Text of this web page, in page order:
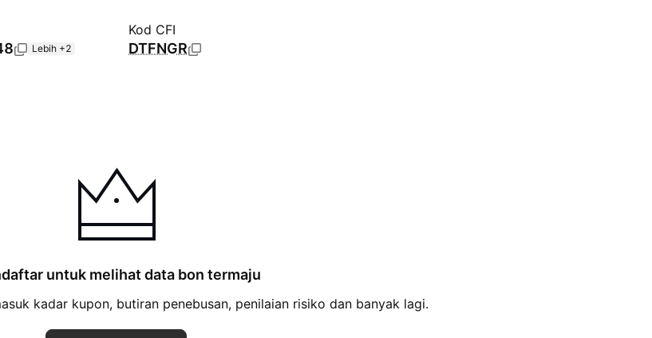
Lebih +2
Kod CFI
DTFNGR
untuk melihat data bon termaju
kadar kupon, butiran penebusan, penilaian risiko dan banyak lagi.